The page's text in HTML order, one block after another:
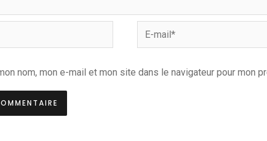
mail*
nom, mon e-mail et mon site dans le navigateur pour mon